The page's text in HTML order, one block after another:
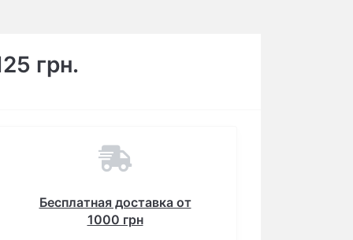
грн.
Бесплатная доставка от
1000 грн